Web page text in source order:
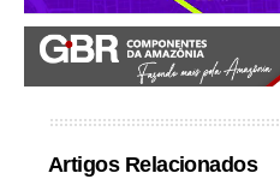
Artigos Relacionados